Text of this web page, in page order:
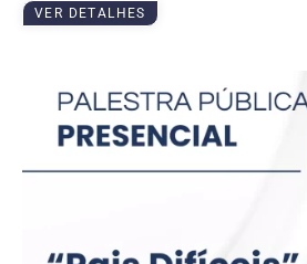
VER DETALHES